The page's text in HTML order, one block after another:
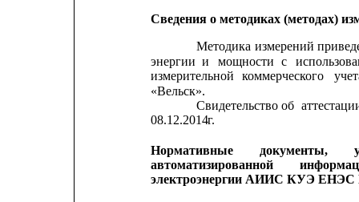
Сведения о методиках (методах)
Методика измерений
энергии и мощности с
измерительной
коммерческого
«Вельск».
Свидетельство об
08.12.2014г.
Нормативные документы,
автоматизированной
электроэнергии АИИС КУЭ ЕНЭС